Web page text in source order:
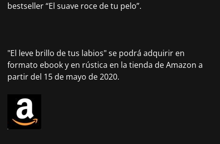
bestseller “El suave roce de tu pelo”.
"El leve brillo de tus labios" se podrá adquirir en
formato ebook y en rústica en la tienda de Amazon a
partir del 15 de mayo de 2020.